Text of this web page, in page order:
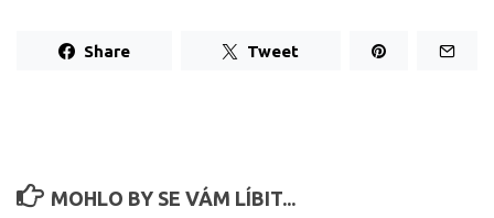
Share Tweet
MOHLO BY SE VÁM LÍBIT...